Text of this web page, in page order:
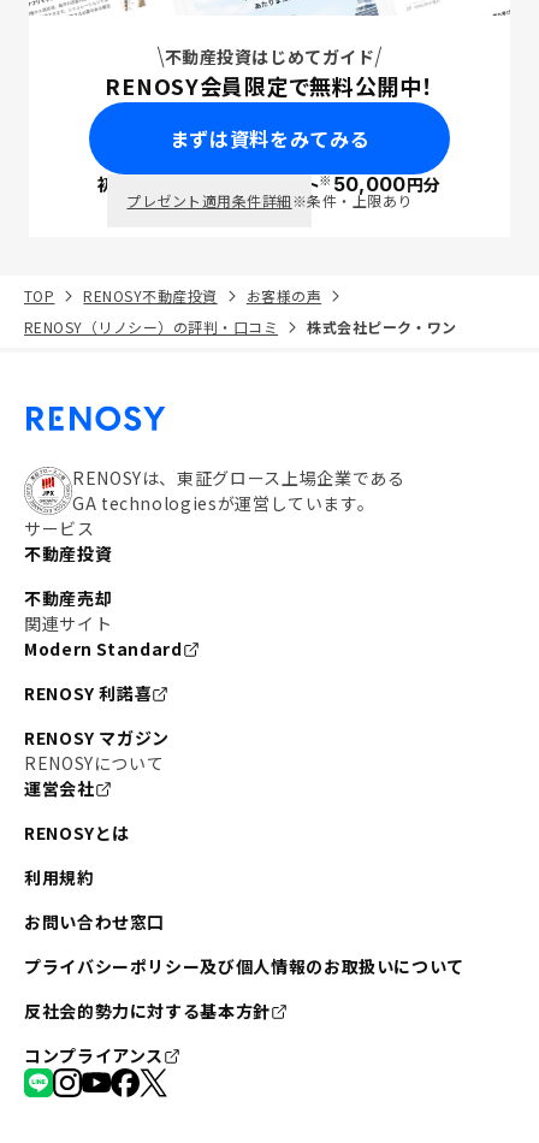
不動産投資はじめてガイド
RENOSY会員限定で無料公開中！
まずは資料をみてみる
初回面談で ポイント※50,000円分
プレゼント適用条件詳細※条件・上限あり
TOP RENOSY不動産投資
お客様の声
RENOSY（リノシー）の評判・口コミ
株式会社ピーク・ワン
RENOSYは、東証グロース上場企業である
GA technologiesが運営しています。
サービス
不動産投資
不動産売却
関連サイト
Modern Standard
RENOSY 利諾喜
RENOSY マガジン
RENOSYについて
運営会社
RENOSYとは
利用規約
お問い合わせ窓口
プライバシーポリシー及び個人情報のお取扱いについて
反社会的勢力に対する基本方針
コンプライアンス